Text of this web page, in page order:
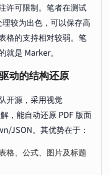
许可限制。笔者在测试
较为出色，可以保存高
格的支持相对较弱。笔
就是 Marker。
动的结构还原
开源，采用视觉
，能自动还原 PDF 版面
JSON。其优势在于：
格、公式、图片及标题